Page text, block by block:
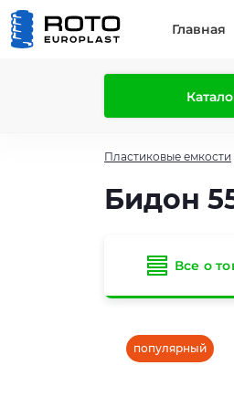
Главная
Пластиковые емкости
Бидон
Все о
популярный